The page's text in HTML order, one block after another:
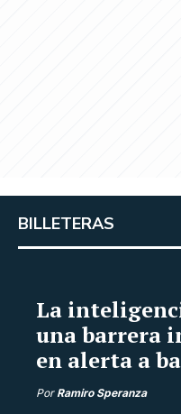
BILLETERAS
La
una barrera
en alerta a
Por Ramiro Speranza